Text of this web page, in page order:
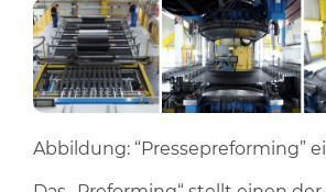
Abbildung: “Pressepreforming”